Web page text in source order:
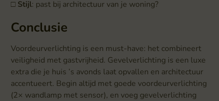
□ Stijl: past bij architectuur van je woning?
Conclusie
Voordeurverlichting is een must-have: het combineert
veiligheid met gastvrijheid. Gevelverlichting is een luxe
extra die je huis ’s avonds laat opvallen en architectuur
accentueert. Begin altijd met goede voordeurverlichting
(2× wandlamp met sensor), en voeg gevelverlichting